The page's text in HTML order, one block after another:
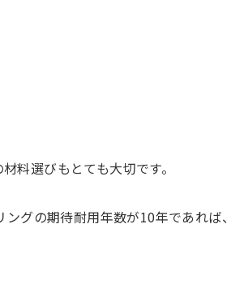
料選びもとても大切です。
グの期待耐用年数が10年であれば